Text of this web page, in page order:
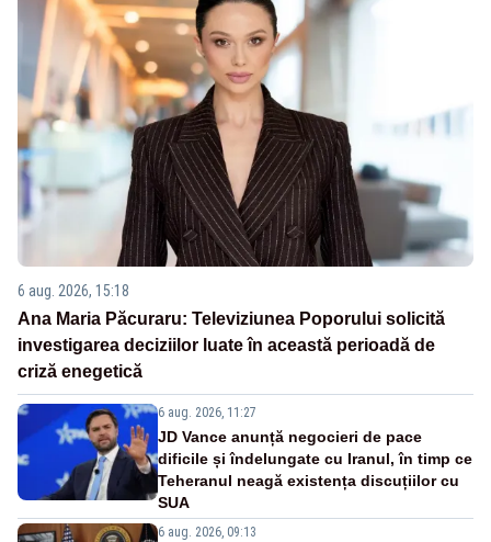
6 aug. 2026, 15:18
Ana Maria Păcuraru: Televiziunea Poporului solicită
investigarea deciziilor luate în această perioadă de
criză enegetică
6 aug. 2026, 11:27
JD Vance anunță negocieri de pace
dificile și îndelungate cu Iranul, în timp ce
Teheranul neagă existența discuțiilor cu
SUA
6 aug. 2026, 09:13